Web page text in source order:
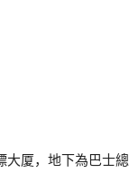
厦，地下為巴士